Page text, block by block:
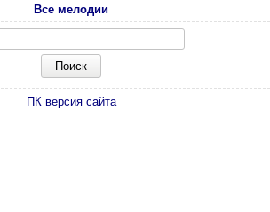
Все мелодии
ПК версия сайта